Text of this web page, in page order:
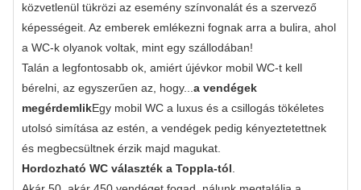
közvetlenül tükrözi az esemény színvonalát és a szervező
képességeit. Az emberek emlékezni fognak arra a bulira, ahol
a WC-k olyanok voltak, mint egy szállodában!
Talán a legfontosabb ok, amiért újévkor mobil WC-t kell
bérelni, az egyszerűen az, hogy...a vendégek
megérdemlikEgy mobil WC a luxus és a csillogás tökéletes
utolsó simítása az estén, a vendégek pedig kényeztetettnek
és megbecsültnek érzik majd magukat.
Hordozható WC választék a Toppla-tól.